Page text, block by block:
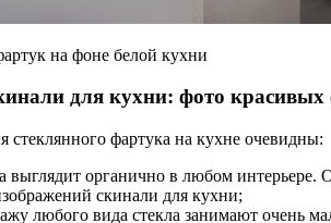
на фоне белой кухни
для кухни: фото красивых
стеклянного фартука на кухне очевидны:
выглядит органично в любом
скинали для кухни;
любого вида стекла занимают очень